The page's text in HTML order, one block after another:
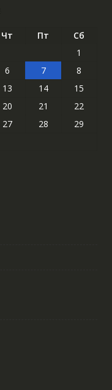
Чт Пт
Сб
1
6 7
8
13 14
15
20 21
22
27 28
29